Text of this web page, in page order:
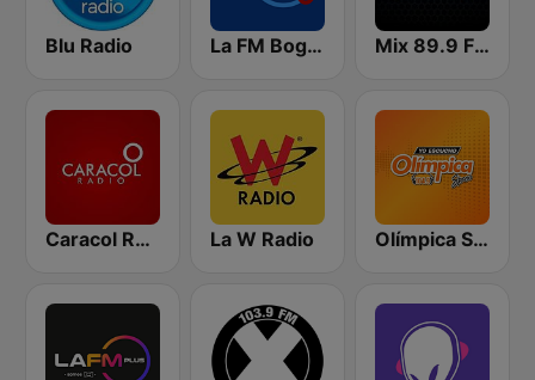
Blu Radio La FM Bogotá Mix 89.9 FM Medellin
Caracol Radio La W Radio Olímpica Stereo - Medellín 104.9 FM